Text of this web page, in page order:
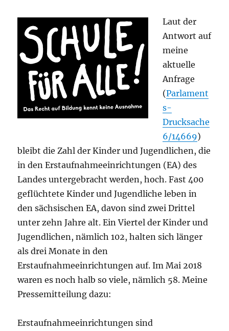
Laut der
Antwort auf
meine
aktuelle
Anfrage
(Parlament
s-
Drucksache
6/14669)
bleibt die Zahl der Kinder und Jugendlichen, die
in den Erstaufnahmeeinrichtungen (EA) des
Landes untergebracht werden, hoch. Fast 400
geflüchtete Kinder und Jugendliche leben in
den sächsischen EA, davon sind zwei Drittel
unter zehn Jahre alt. Ein Viertel der Kinder und
Jugendlichen, nämlich 102, halten sich länger
als drei Monate in den
Erstaufnahmeeinrichtungen auf. Im Mai 2018
waren es noch halb so viele, nämlich 58. Meine
Pressemitteilung dazu:
Erstaufnahmeeinrichtungen sind